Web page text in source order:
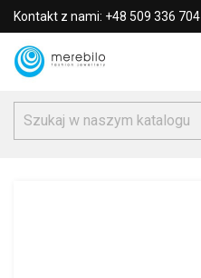
Kontakt z nami: +48 509 336 704